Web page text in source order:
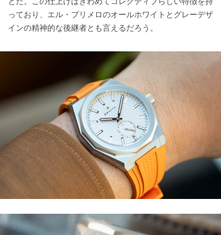
っており、エル・プリメロのオールホワイトとグレーデザ
インの精神的な後継者とも言えるだろう。